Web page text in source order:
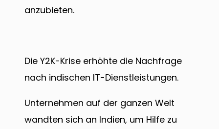
anzubieten.
Die Y2K-Krise erhöhte die Nachfrage
nach indischen IT-Dienstleistungen.
Unternehmen auf der ganzen Welt
wandten sich an Indien, um Hilfe zu